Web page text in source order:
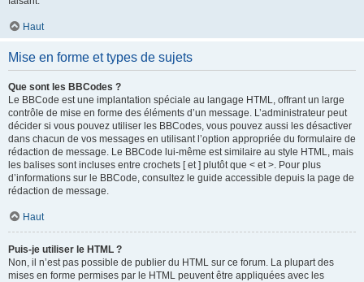
Haut
Mise en forme et types de sujets
Que sont les BBCodes ?
Le BBCode est une implantation spéciale au langage HTML, offrant un large
contrôle de mise en forme des éléments d’un message. L’administrateur peut
décider si vous pouvez utiliser les BBCodes, vous pouvez aussi les désactiver
dans chacun de vos messages en utilisant l’option appropriée du formulaire de
rédaction de message. Le BBCode lui-même est similaire au style HTML, mais
les balises sont incluses entre crochets [ et ] plutôt que < et >. Pour plus
d’informations sur le BBCode, consultez le guide accessible depuis la page de
rédaction de message.
Haut
Puis-je utiliser le HTML ?
Non, il n’est pas possible de publier du HTML sur ce forum. La plupart des
mises en forme permises par le HTML peuvent être appliquées avec les